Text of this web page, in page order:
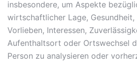
insbesondere, um Aspekte
wirtschaftlicher Lage,
Vorlieben, Interessen,
Aufenthaltsort oder Ortswechsel
Person zu analysieren oder